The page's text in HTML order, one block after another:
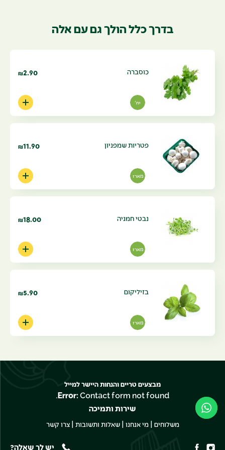
בדרך כלל הולך גם עם אלה
כוסברה ₪2.90
יח'
פטריות שמפניון ₪11.90
מארז
נבטי חמניה ₪18.00
מארז
בזיליקום ₪5.90
מארז
מבצעים טריים והנחות היישר למייל
Error:Contact form not found.
שירות ותמיכה
משלוחים |מי אנחנו |שאלות ותשובות |צרו קשר
יש לך שאלה?